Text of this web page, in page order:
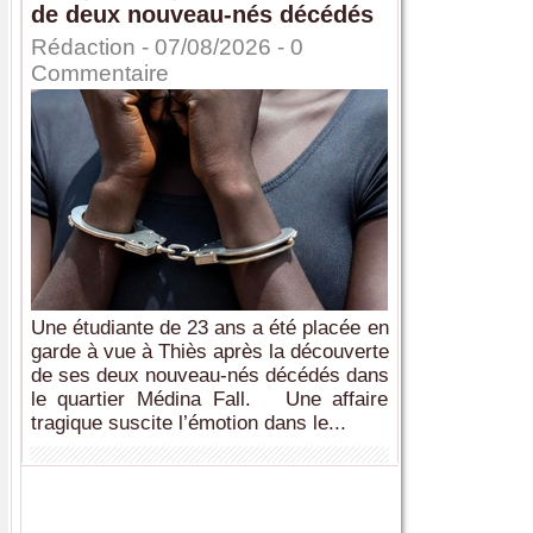
de deux nouveau-nés décédés
Rédaction - 07/08/2026 - 0
Commentaire
Une étudiante de 23 ans a été placée en
garde à vue à Thiès après la découverte
de ses deux nouveau-nés décédés dans
le quartier Médina Fall. Une affaire
tragique suscite l’émotion dans le...